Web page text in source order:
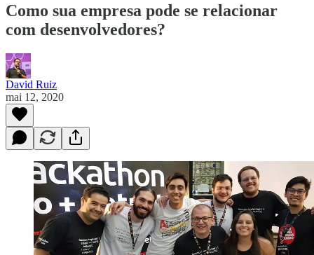
Como sua empresa pode se relacionar
com desenvolvedores?
David Ruiz
mai 12, 2020